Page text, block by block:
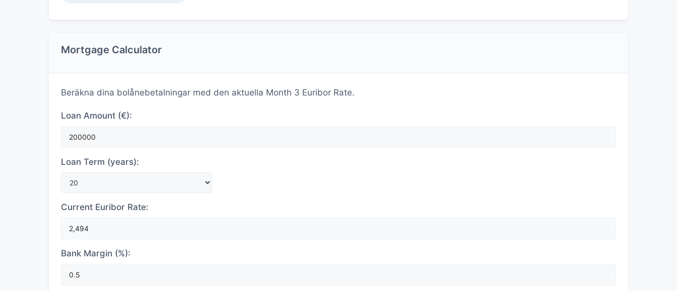
Mortgage Calculator
Beräkna dina bolånebetalningar med den aktuella Month 3 Euribor Rate.
Loan Amount (€):
Loan Term (years):
Current Euribor Rate:
Bank Margin (%):